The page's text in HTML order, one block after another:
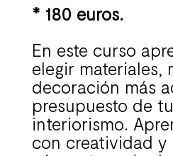
* 180 euros.
En este curso
elegir materiales,
decoración más
presupuesto de
interiorismo.
con creatividad y